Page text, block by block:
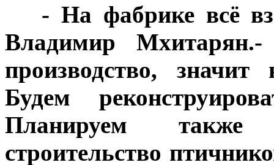
- На фабрике всё
Владимир Мхитарян.-
производство,
Будем
Планируем также
строительство